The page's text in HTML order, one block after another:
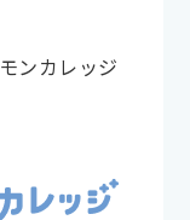
ンカレッジ